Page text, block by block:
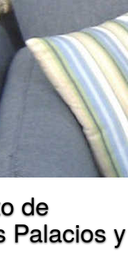
de
Palacios y